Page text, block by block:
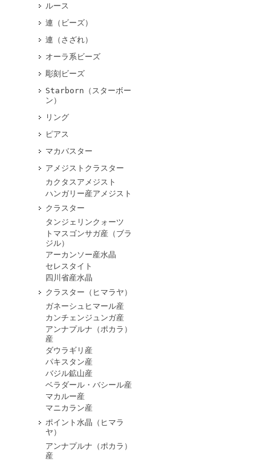
ルース
連（ビーズ）
連（さざれ）
オーラ系ビーズ
彫刻ビーズ
Starborn（スターボー
ン）
リング
ピアス
マカバスター
アメジストクラスター
カクタスアメジスト
ハンガリー産アメジスト
クラスター
タンジェリンクォーツ
トマスゴンサガ産（ブラ
ジル）
アーカンソー産水晶
セレスタイト
四川省産水晶
クラスター（ヒマラヤ）
ガネーシュヒマール産
カンチェンジュンガ産
アンナプルナ（ポカラ）
産
ダウラギリ産
パキスタン産
バジル鉱山産
ベラダール・バシール産
マカルー産
マニカラン産
ポイント水晶（ヒマラ
ヤ）
アンナプルナ（ポカラ）
産